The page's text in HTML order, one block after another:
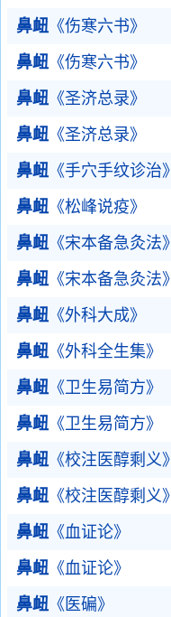
鼻衄 《伤寒六书》
鼻衄 《伤寒六书》
鼻衄 《圣济总录》
鼻衄 《圣济总录》
鼻衄 《手穴手纹诊治》
鼻衄 《松峰说疫》
鼻衄 《宋本备急灸法》
鼻衄 《宋本备急灸法》
鼻衄 《外科大成》
鼻衄 《外科全生集》
鼻衄 《卫生易简方》
鼻衄 《卫生易简方》
鼻衄 《校注医醇剩义》
鼻衄 《校注医醇剩义》
鼻衄 《血证论》
鼻衄 《血证论》
鼻衄 《医碥》